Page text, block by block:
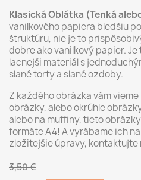
Klasická Oblátka (Tenká
vanilkového papiera bledšiu
štruktúru, nie je to
dobre ako vanilkový papier.
lacnejši materiál s
slané torty a slané ozdoby.
Z každého obrázka vám
obrázky, alebo okrúhle
alebo na muffiny, tieto
formáte A4! A vyrábame ich
zložitejšie úpravy, kontaktujte
3,50 €